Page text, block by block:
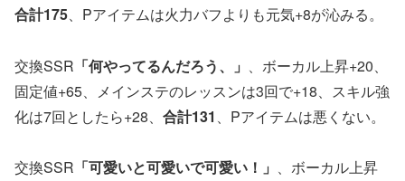
合計175、Pアイテムは火力バフよりも元気+8が沁みる。
交換SSR 「何やってるんだろう、」
、ボーカル上昇+20、
固定値+65、メインステのレッスンは3回で+18、スキル強
化は7回としたら+28、 合計131 、Pアイテムは悪くない。
交換SSR 「可愛いと可愛いで可愛い！」 、ボーカル上昇